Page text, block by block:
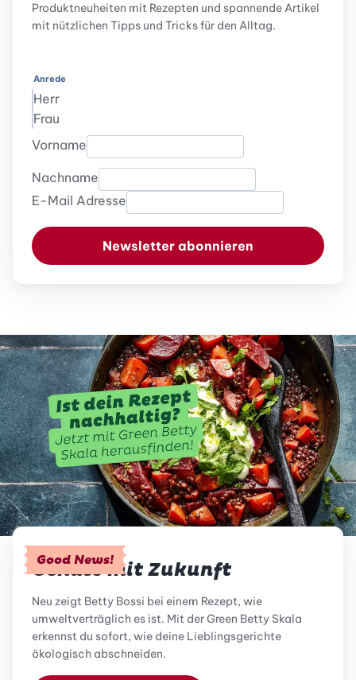
Produktneuheiten mit Rezepten und spannende Artikel
mit nützlichen Tipps und Tricks für den Alltag.
Anrede
Herr
Frau
Vorname
Nachname
E-Mail Adresse
Newsletter abonnieren
Good News!
Genuss mit Zukunft
Neu zeigt Betty Bossi bei einem Rezept, wie
umweltverträglich es ist. Mit der Green Betty Skala
erkennst du sofort, wie deine Lieblingsgerichte
ökologisch abschneiden.